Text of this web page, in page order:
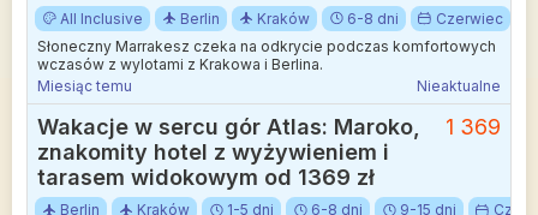
All Inclusive Berlin Kraków 6-8 dni
Czerwiec
Słoneczny Marrakesz czeka na odkrycie podczas komfortowych
wczasów z wylotami z Krakowa i Berlina.
Miesiąc temu
Nieaktualne
Wakacje w sercu gór Atlas: Maroko,
znakomity hotel z wyżywieniem i
tarasem widokowym od 1369 zł
1 369
Berlin Kraków 1-5 dni 6-8 dni 9-15 dni